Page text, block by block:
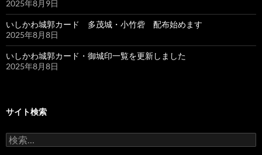
2025年8月9日
いしかわ城郭カード 多茂城・小竹砦 配布始めます
2025年8月8日
いしかわ城郭カード・御城印一覧を更新しました
2025年8月8日
サイト検索
検
索: